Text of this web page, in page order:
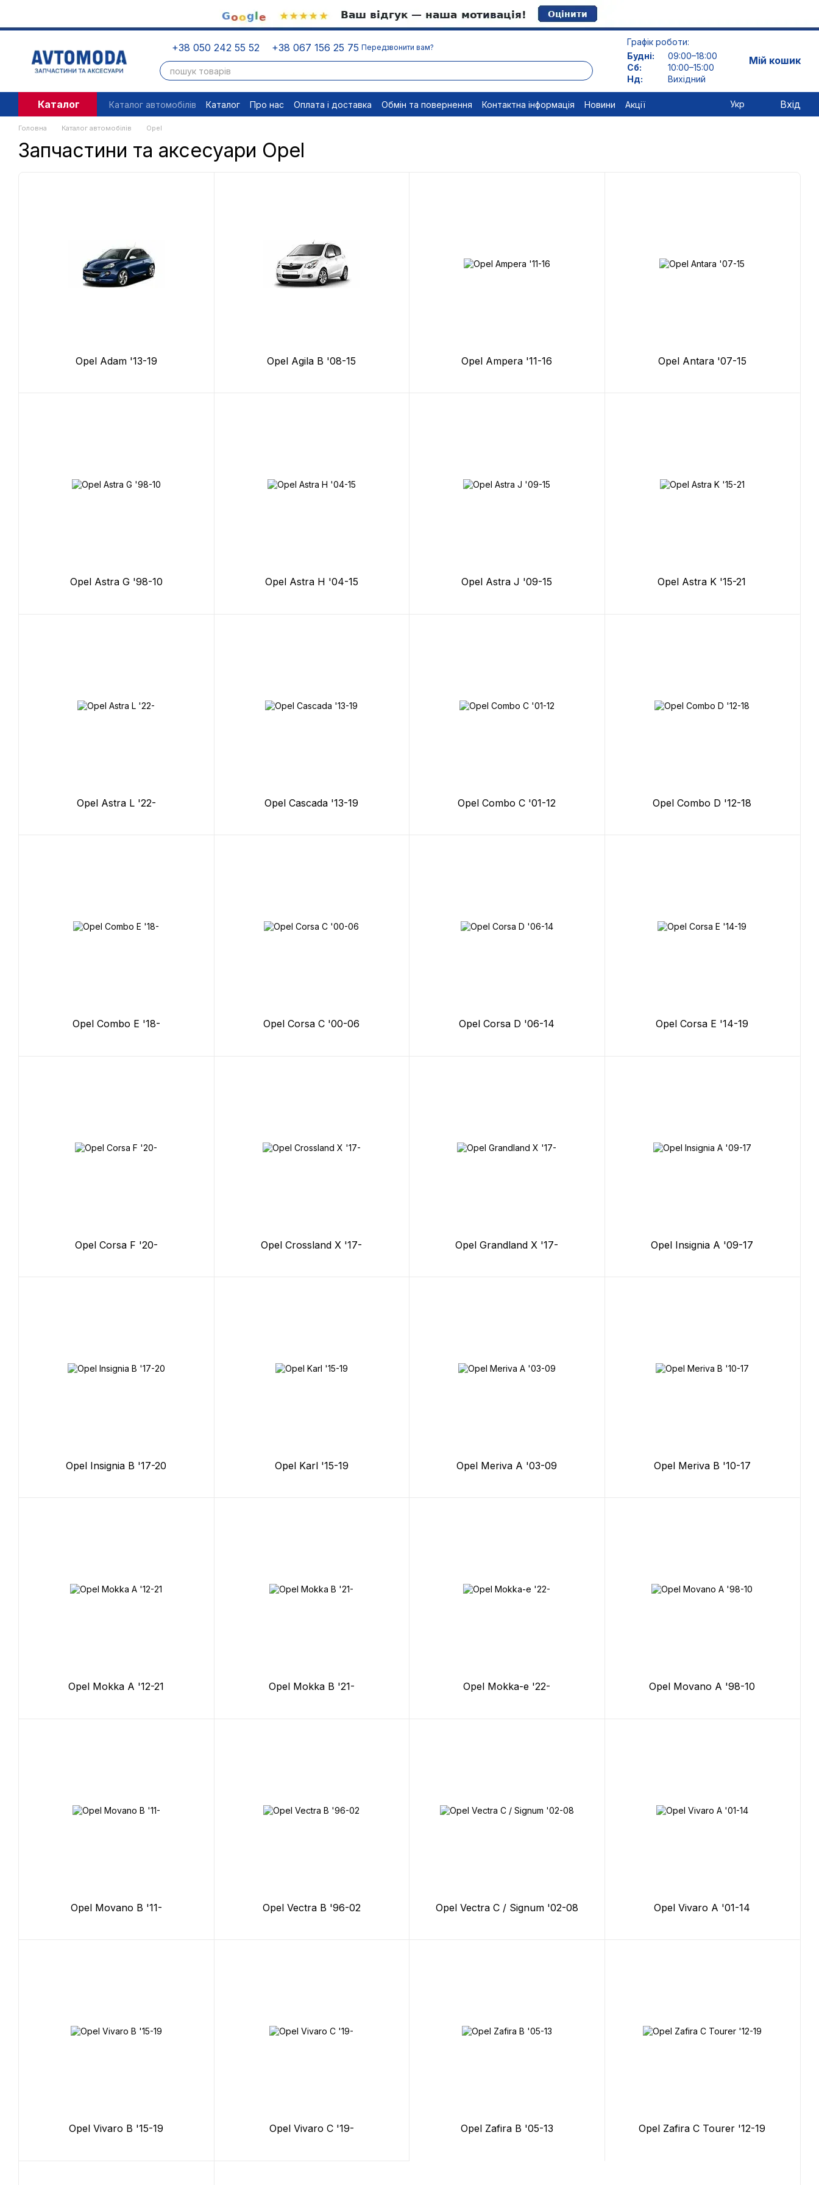
+38 050 242 55 52 +38 067 156 25 75 Передзвонити вам?
Графік роботи:
Будні:
09:00–18:00
Сб:
10:00–15:00
Нд:
Вихідний
Мій кошик
Каталог Каталог автомобілів Каталог Про нас Оплата і доставка Обмін та повернення Контактна інформація Новини
Акції
Угода користувача
Правові документи Відписатися
Укр Вхід
Головна Каталог автомобілів Opel
Запчастини та аксесуари Opel
Opel Adam '13-19 Opel Agila B '08-15 Opel Ampera '11-16 Opel Antara '07-15
Opel Astra G '98-10 Opel Astra H '04-15 Opel Astra J '09-15 Opel Astra K '15-21
Opel Astra L '22- Opel Cascada '13-19 Opel Combo C '01-12 Opel Combo D '12-18
Opel Combo E '18- Opel Corsa C '00-06 Opel Corsa D '06-14 Opel Corsa E '14-19
Opel Corsa F '20- Opel Crossland X '17- Opel Grandland X '17- Opel Insignia A '09-17
Opel Insignia B '17-20 Opel Karl '15-19 Opel Meriva A '03-09 Opel Meriva B '10-17
Opel Mokka A '12-21 Opel Mokka B '21- Opel Mokka-e '22- Opel Movano A '98-10
Opel Movano B '11- Opel Vectra B '96-02 Opel Vectra C / Signum '02-08 Opel Vivaro A '01-14
Opel Vivaro B '15-19 Opel Vivaro C '19- Opel Zafira B '05-13 Opel Zafira C Tourer '12-19